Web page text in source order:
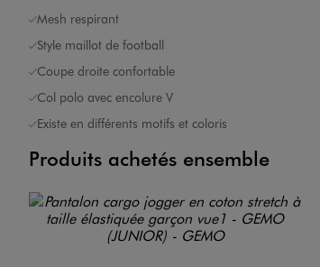
Mesh respirant
Style maillot de football
Coupe droite confortable
Col polo avec encolure V
Existe en différents motifs et coloris
Produits achetés ensemble